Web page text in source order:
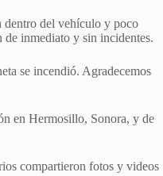
dentro del vehículo y poco
de inmediato y sin incidentes.
se incendió. Agradecemos
en Hermosillo, Sonora, y de
compartieron fotos y videos